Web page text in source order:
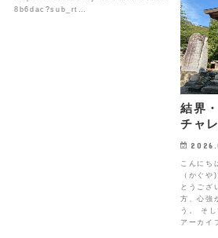
8b6dac?sub_rt…
結界
チャ
こんにち
（かぐ
とうござ
方、心強
う。 そ
アーカイ